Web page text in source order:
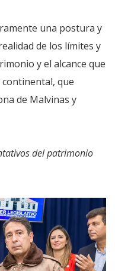
una postura y
de los límites y
y el alcance que
que
de Malvinas y
del patrimonio